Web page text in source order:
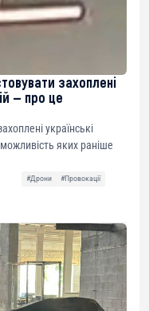
захоплені
— про це
українські
яких раніше
#Дрони
#Провокації